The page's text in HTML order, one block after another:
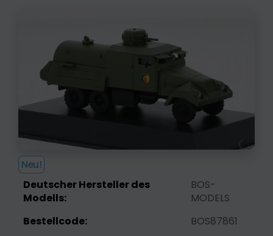
Neu!
Deutscher Hersteller des
Modells:
BOS-
MODELS
Bestellcode:
BOS87861